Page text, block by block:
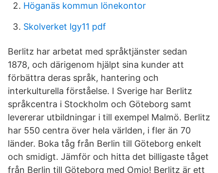
Höganäs kommun lönekontor
Skolverket lgy11 pdf
Berlitz har arbetat med språktjänster sedan
1878, och därigenom hjälpt sina kunder att
förbättra deras språk, hantering och
interkulturella förståelse. I Sverige har Berlitz
språkcentra i Stockholm och Göteborg samt
levererar utbildningar i till exempel Malmö. Berlitz
har 550 centra över hela världen, i fler än 70
länder. Boka tåg från Berlin till Göteborg enkelt
och smidigt. Jämför och hitta det billigaste tåget
från Berlin till Göteborg med Omio! Berlitz är ett